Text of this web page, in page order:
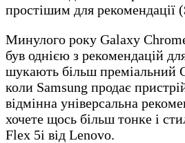
простішим для рекомендації
Минулого року Galaxy
був однією з рекомендацій
шукають більш преміальний
коли Samsung продає
відмінна універсальна
хочете щось більш тонке і
Flex 5i від Lenovo.